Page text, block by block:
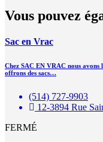
Vous pouvez
Sac en Vrac
Chez SAC EN VRAC nous avons
offrons des sacs…
(514) 727-9903
12-3894 Rue
FERMÉ